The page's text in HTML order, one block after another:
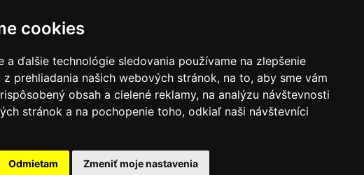
cookies
a ďalšie technológie sledovania používame na zlepšenie
prehliadania našich webových stránok, na to, aby sme vám
obsah a cielené reklamy, na analýzu návštevnosti
stránok a na pochopenie toho, odkiaľ naši návštevníci
Odmietam Zmeniť moje nastavenia
0911 955 646
výslovného súhlasu prevádzkovateľa.
známkami ich vlastníkov.